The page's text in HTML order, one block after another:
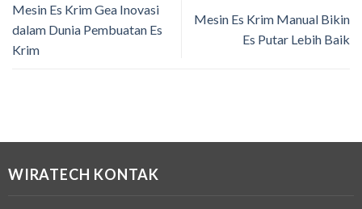
Mesin Es Krim Gea Inovasi
dalam Dunia Pembuatan Es
Krim
Mesin Es Krim Manual Bikin
Es Putar Lebih Baik
WIRATECH KONTAK